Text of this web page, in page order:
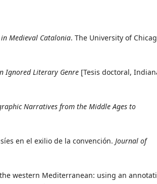
Medieval Catalonia. The University of
Ignored Literary Genre [Tesis doctoral,
Narratives from the Middle Ages to
en el exilio de la convención. Journal of
western Mediterranean: using an